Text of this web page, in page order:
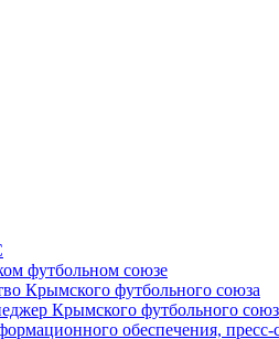
футбольном союзе
Крымского футбольного союза
Крымского футбольного
обеспечения, пресс-